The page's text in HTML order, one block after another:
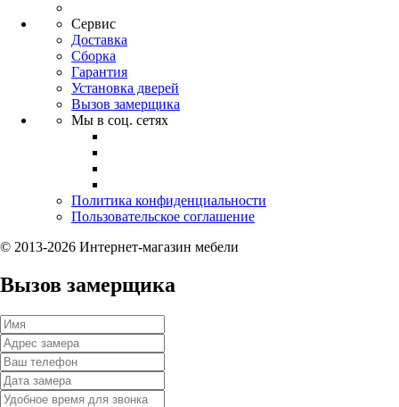
Сервис
Доставка
Сборка
Гарантия
Установка дверей
Вызов замерщика
Мы в соц. сетях
Политика конфиденциальности
Пользовательское соглашение
© 2013-2026 Интернет-магазин мебели
Вызов замерщика